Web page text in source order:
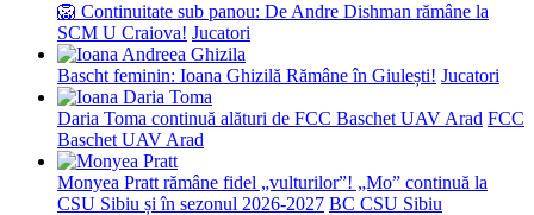
🦁 Continuitate sub panou: De Andre Dishman rămâne la
SCM U Craiova! Jucatori
Bascht feminin: Ioana Ghizilă Rămâne în Giulești! Jucatori
Daria Toma continuă alături de FCC Baschet UAV Arad FCC
Baschet UAV Arad
Monyea Pratt rămâne fidel „vulturilor”! „Mo” continuă la
CSU Sibiu și în sezonul 2026-2027 BC CSU Sibiu